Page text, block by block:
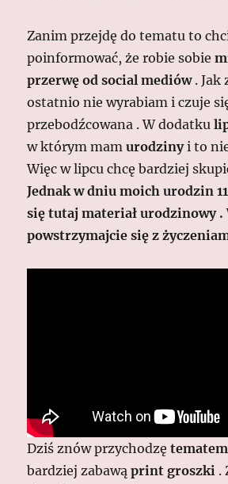
Zanim przejdę do tematu to
poinformować, że robie sobie
przerwę od social mediów. Jak
ostatnio nie wyrabiam i czuje
przebodźcowana . W dodatku
w którym mamurodzinyi to
Więc w lipcu chcę bardziej
Jednak w dniu moich urodzin
się tutaj materiał urodzinowy .
powstrzymajcie się z
Dziś znów przychodzę
bardziej zabawąprint groszki .